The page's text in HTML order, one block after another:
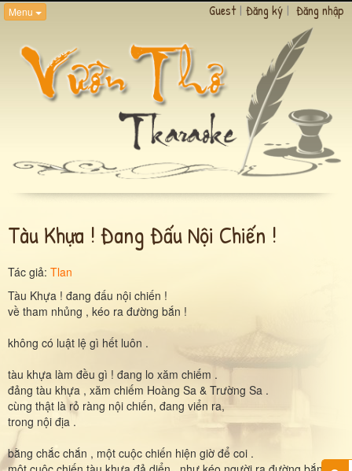
Menu Guest | Đăng ký | Đăng nhập
Tàu Khựa ! Đang Đấu Nội Chiến !
Tác giả: Tlan
Tàu Khựa ! đang đấu nội chiến !
về tham nhủng , kéo ra đường bắn !
không có luật lệ gì hết luôn .
tàu khựa làm đều gì ! đang lo xăm chiếm .
đảng tàu khựa , xăm chiếm Hoàng Sa & Trường Sa .
cùng thật là rỏ ràng nội chiến, đang viển ra,
trong nội địa .
bằng chắc chắn , một cuộc chiến hiện giờ để coi .